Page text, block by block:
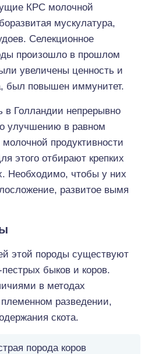
КРС молочной
мускулатура,
Селекционное
произошло в прошлом
увеличены ценность и
был повышен иммунитет.
в Голландии непрерывно
улучшению в равном
продуктивности
этого отбирают крепких
Необходимо, чтобы у них
развитое вымя
этой породы существуют
быков и коров.
в методах
разведении,
скота.
порода коров